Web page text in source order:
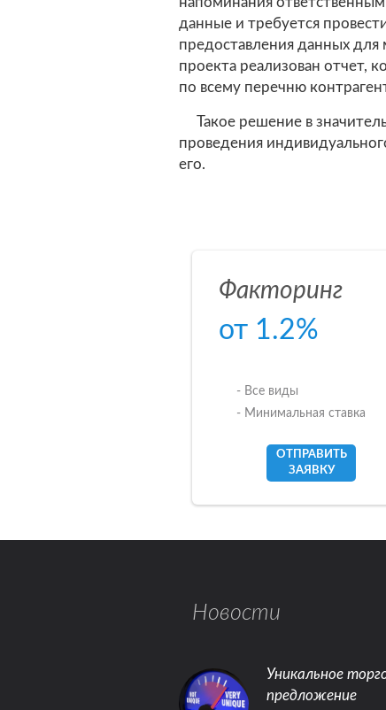
данные и требуется
предоставления данных
проекта реализован отчет,
по всему перечню
Такое решение в
проведения
его.
Факторинг
от 1.2%
- Все виды
- Минимальная ставка
ОТПРАВИТЬ
ЗАЯВКУ
Новости
Уникальное
предложение